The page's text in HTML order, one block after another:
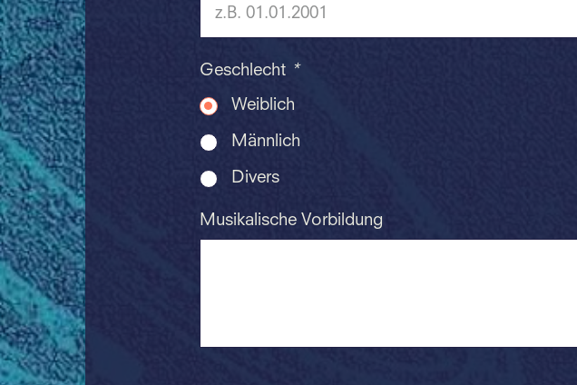
Geschlecht *
Weiblich
Männlich
Divers
Musikalische Vorbildung